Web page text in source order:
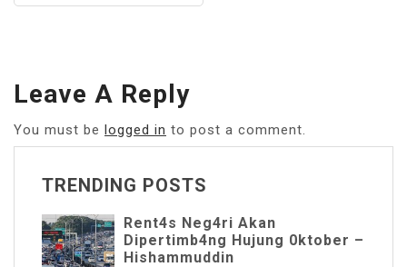
Leave A Reply
You must be logged in to post a comment.
TRENDING POSTS
Rent4s Neg4ri Akan
Dipertimb4ng Hujung 0ktober –
Hishammuddin